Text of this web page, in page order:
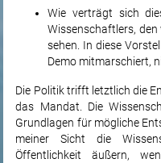
Wie verträgt sich
Wissenschaftlers,
sehen. In diese
Demo mitmarschiert,
Die Politik trifft letztlich die
das Mandat. Die
Grundlagen für mögliche
meiner Sicht die
Öffentlichkeit äußern,